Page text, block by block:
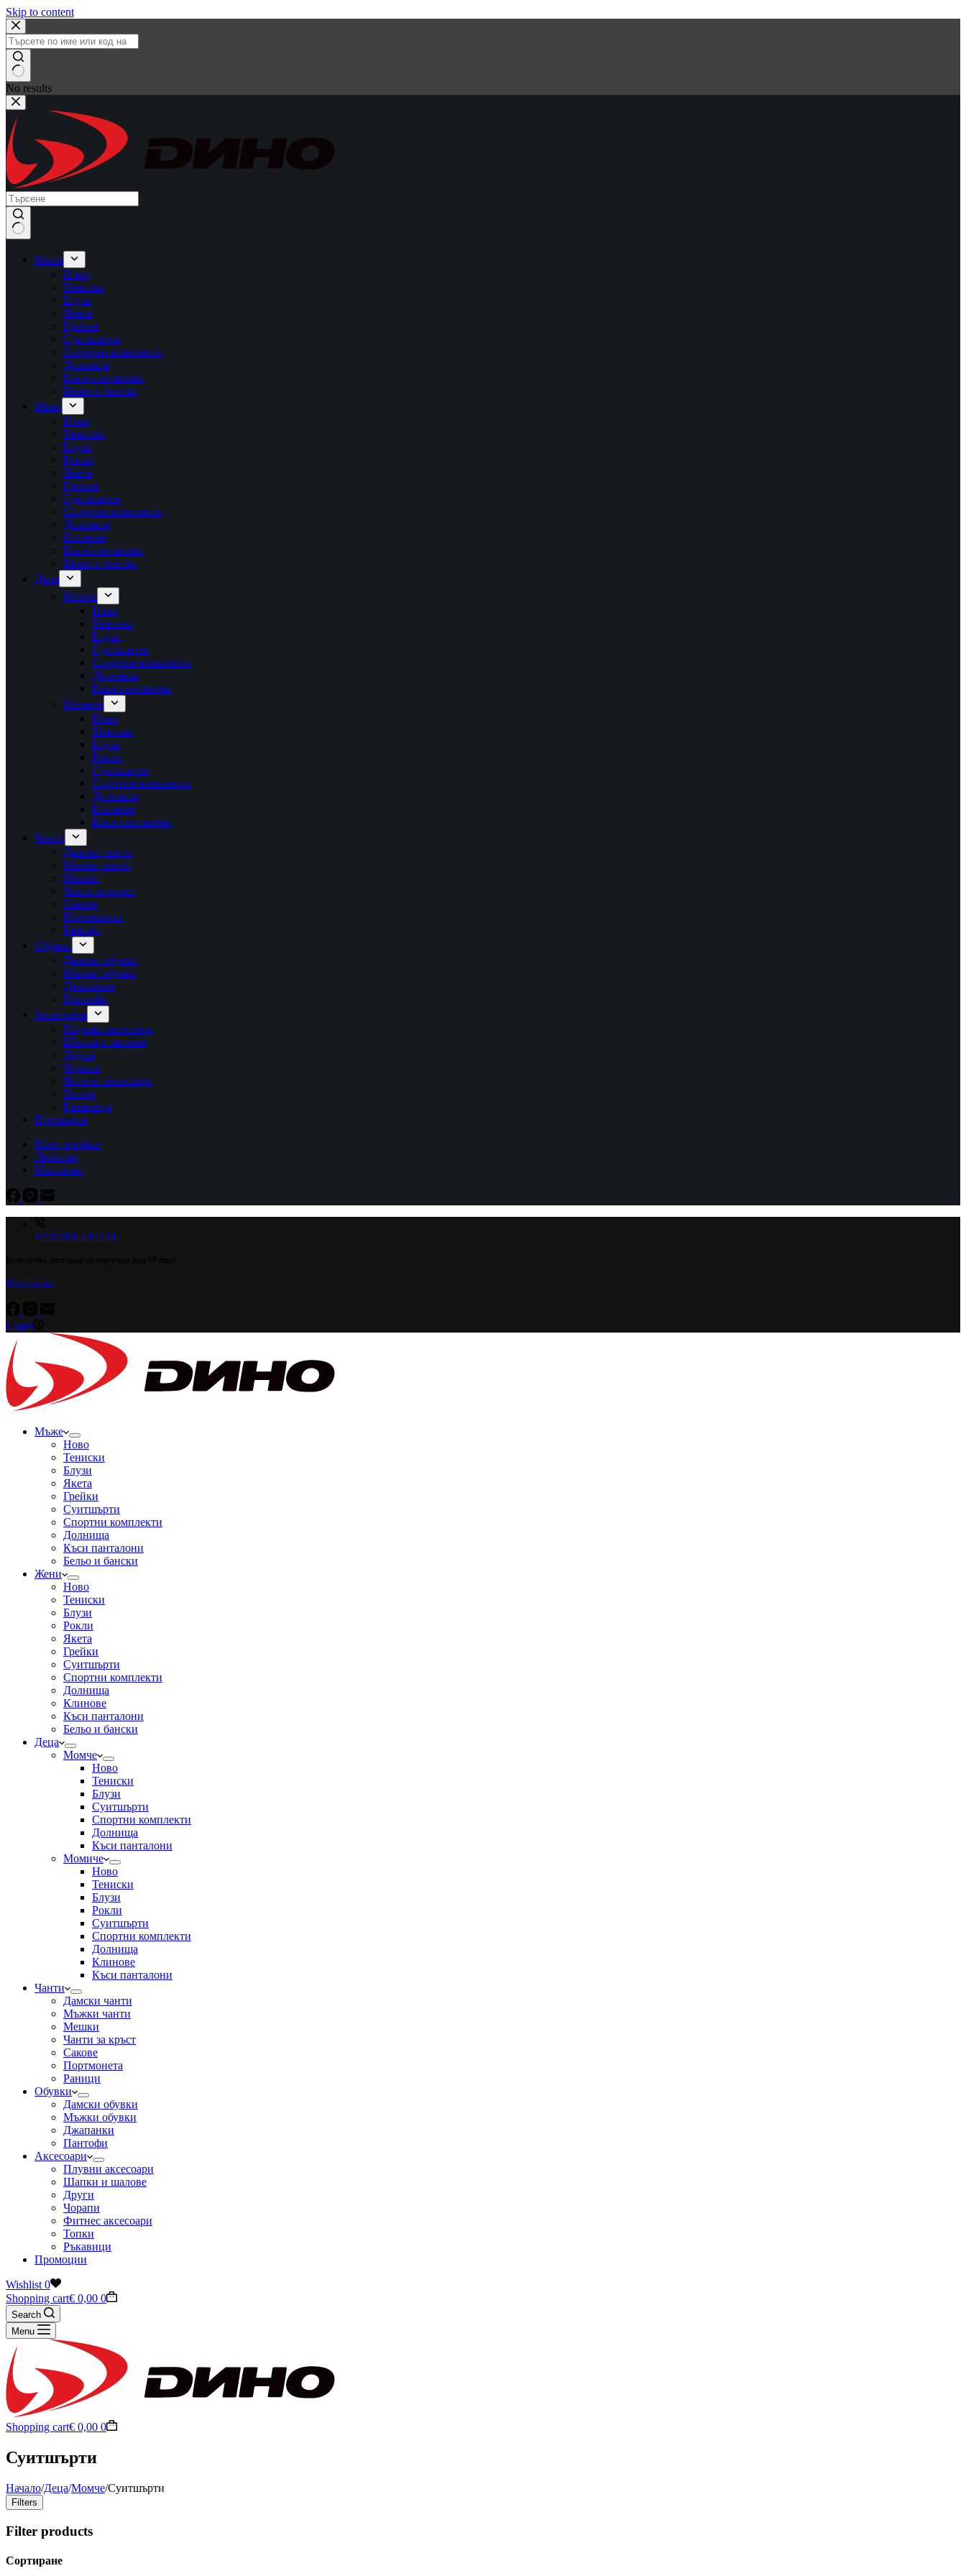
Skip to content
No results
Мъже
Ново
Тениски
Блузи
Якета
Грейки
Суитшърти
Спортни комплекти
Долнища
Къси панталони
Бельо и бански
Жени
Ново
Тениски
Блузи
Рокли
Якета
Грейки
Суитшърти
Спортни комплекти
Долнища
Клинове
Къси панталони
Бельо и бански
Деца
Момче
Ново
Тениски
Блузи
Суитшърти
Спортни комплекти
Долнища
Къси панталони
Момиче
Ново
Тениски
Блузи
Рокли
Суитшърти
Спортни комплекти
Долнища
Клинове
Къси панталони
Чанти
Дамски чанти
Мъжки чанти
Мешки
Чанти за кръст
Сакове
Портмонета
Раници
Обувки
Дамски обувки
Мъжки обувки
Джапанки
Пантофи
Аксесоари
Плувни аксесоари
Шапки и шалове
Други
Чорапи
Фитнес аксесоари
Топки
Ръкавици
Промоции
Моят профил
Любими
Магазини
+359 898 541534
Магазини
Login
Мъже
Ново
Тениски
Блузи
Якета
Грейки
Суитшърти
Спортни комплекти
Долнища
Къси панталони
Бельо и бански
Жени
Ново
Тениски
Блузи
Рокли
Якета
Грейки
Суитшърти
Спортни комплекти
Долнища
Клинове
Къси панталони
Бельо и бански
Деца
Момче
Ново
Тениски
Блузи
Суитшърти
Спортни комплекти
Долнища
Къси панталони
Момиче
Ново
Тениски
Блузи
Рокли
Суитшърти
Спортни комплекти
Долнища
Клинове
Къси панталони
Чанти
Дамски чанти
Мъжки чанти
Мешки
Чанти за кръст
Сакове
Портмонета
Раници
Обувки
Дамски обувки
Мъжки обувки
Джапанки
Пантофи
Аксесоари
Плувни аксесоари
Шапки и шалове
Други
Чорапи
Фитнес аксесоари
Топки
Ръкавици
Промоции
Wishlist 0
Shopping cart€ 0,00 0
Search
Menu
Shopping cart€ 0,00 0
Суитшърти
Начало/Деца/Момче/Суитшърти
Filters
Filter products
Сортиране